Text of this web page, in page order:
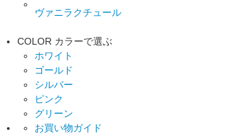
ヴァニラクチュール
COLOR カラーで選ぶ
ホワイト
ゴールド
シルバー
ピンク
グリーン
お買い物ガイド